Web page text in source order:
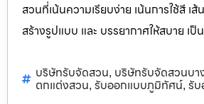
สวนที่เน้นความเรียบง่าย เน้นการใช้สี เส้
สร้างรูปแบบ และ บรรยากาศให้สบาย เป็
บริษัทรับจัดสวน, บริษัทรับจัดสวนบา
ตกแต่งสวน, รับออกแบบภูมิทัศน์, รั